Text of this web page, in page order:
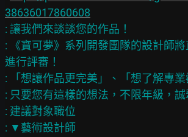
38636017860608
: 讓我們來談談您的作品！
: 《寶可夢》系列開發團隊的設計師
進行評審！
: 「想讓作品更完美」、「想了解專業
: 只要您有這樣的想法，不限年級，誠
: 建議對象職位
: ▼藝術設計師